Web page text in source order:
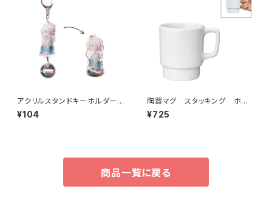
アクリルスタンドキーホルダー
（M）MG
¥104
陶器マグ スタッキング ホワ
イト MG
¥725
商品一覧に戻る